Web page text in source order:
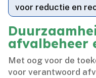
voor reductie en
afvalbeheer
Met oog voor de
voor verantwoord